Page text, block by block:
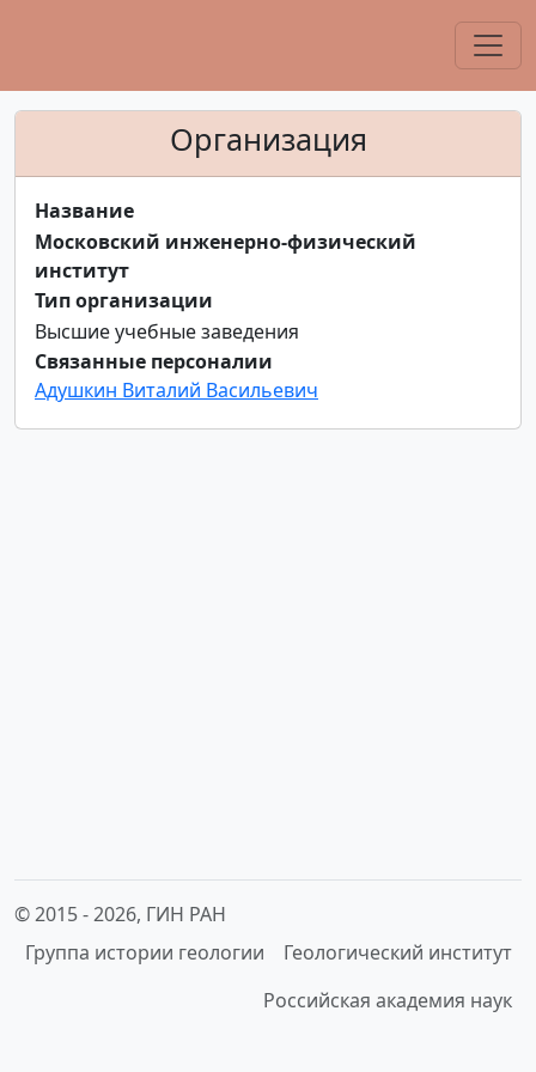
Организация
Название
Московский инженерно-физический
институт
Тип организации
Высшие учебные заведения
Связанные персоналии
Адушкин Виталий Васильевич
© 2015 -2026, ГИН РАН
Группа истории геологии
Геологический институт
Российская академия наук